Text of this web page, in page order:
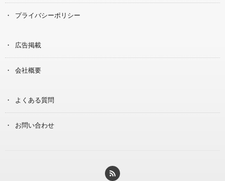
プライバシーポリシー
広告掲載
会社概要
よくある質問
お問い合わせ